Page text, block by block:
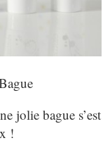
jolie bague s’est
!